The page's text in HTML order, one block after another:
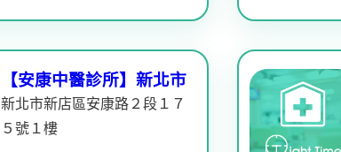
【安康中醫診所】新北市
新北市新店區安康路２段１７
５號１樓